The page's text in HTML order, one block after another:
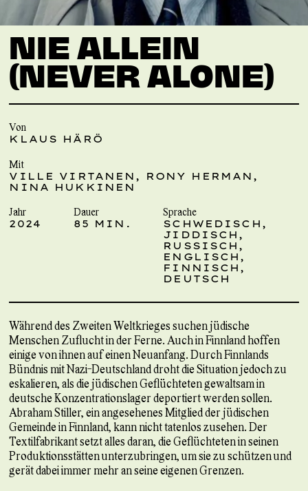
NIE ALLEIN
(NEVER ALONE)
Von
KLAUS HÄRÖ
Mit
VILLE VIRTANEN, RONY HERMAN,
NINA HUKKINEN
Jahr
2024
Dauer
85 MIN.
Sprache
SCHWEDISCH,
JIDDISCH,
RUSSISCH,
ENGLISCH,
FINNISCH,
DEUTSCH
Während des Zweiten Weltkrieges suchen jüdische
Menschen Zuflucht in der Ferne. Auch in Finnland hoffen
einige von ihnen auf einen Neuanfang. Durch Finnlands
Bündnis mit Nazi-Deutschland droht die Situation jedoch zu
eskalieren, als die jüdischen Geflüchteten gewaltsam in
deutsche Konzentrationslager deportiert werden sollen.
Abraham Stiller, ein angesehenes Mitglied der jüdischen
Gemeinde in Finnland, kann nicht tatenlos zusehen. Der
Textilfabrikant setzt alles daran, die Geflüchteten in seinen
Produktionsstätten unterzubringen, um sie zu schützen und
gerät dabei immer mehr an seine eigenen Grenzen.